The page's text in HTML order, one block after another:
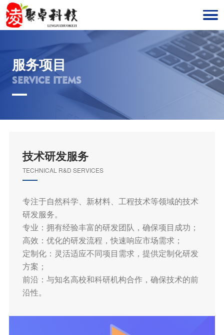
服务项目
SERVICE ITEMS
技术研发服务
TECHNICAL R&D SERVICES
专注于自然科学、新材料、工程技术等领域的技术
研发服务。
专业：拥有经验丰富的研发团队，确保项目成功；
高效：优化的研发流程，快速响应市场需求；
定制化：灵活适应不同项目需求，提供定制化研发
方案；
前沿：与知名高校和科研机构合作，确保技术的前
沿性。